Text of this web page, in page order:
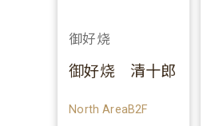
御好烧
御好烧 清十郎
North AreaB2F